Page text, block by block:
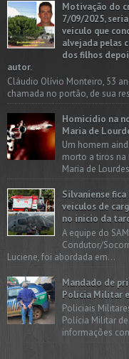
Motivação do
7/09/2025,
veículo que
alvejada pelas
dos filhos
autor.
Cláudio Olívio Monteiro, 53
chamada no portão, de sua
Homicídio na
Maria de
Um homem
morto a tiros
Maria de
Silvaniense
veículos de
no início da
A equipe do
Condutor/
Luciene, foi abordada em...
Mandado de
Polícia Militar
Policiais
Polícia Militar
informações